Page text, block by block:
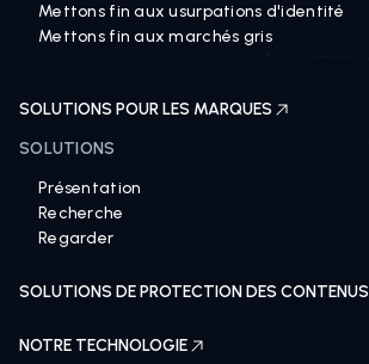
Mettons fin aux usurpations d'identité
Mettons fin aux marchés gris
SOLUTIONS POUR LES MARQUES
SOLUTIONS
Présentation
Recherche
Regarder
SOLUTIONS DE PROTECTION DES CONTENUS
NOTRE TECHNOLOGIE